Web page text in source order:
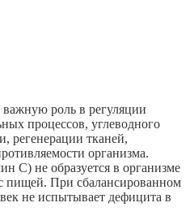
важную роль в регуляции
процессов, углеводного
регенерации тканей,
организма.
С) не образуется в организме
пищей. При сбалансированном
не испытывает дефицита в